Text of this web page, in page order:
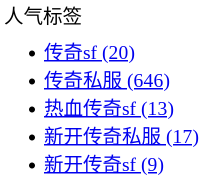
人气标签
传奇sf (20)
传奇私服 (646)
热血传奇sf (13)
新开传奇私服 (17)
新开传奇sf (9)